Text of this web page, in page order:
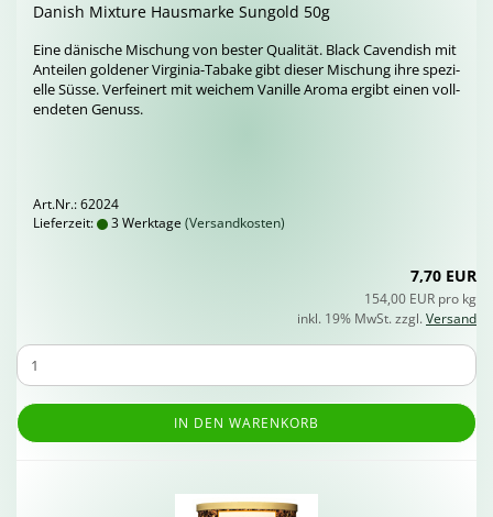
Da­nish Mix­tu­re Haus­mar­ke Sun­gold 50g
Eine dä­ni­sche Mi­schung von bes­ter Qua­li­tät. Black Ca­ven­dish mit
An­tei­len gol­de­ner Virginia-​Tabake gibt die­ser Mi­schung ihre spe­zi­
el­le Süsse. Ver­fei­nert mit wei­chem Va­nil­le Aroma er­gibt einen voll­
ende­ten Ge­nuss.
Art.Nr.: 62024
Lieferzeit:
3 Werktage (Versandkosten)
7,70 EUR
154,00 EUR pro kg
inkl. 19% MwSt. zzgl.Versand
IN DEN WARENKORB